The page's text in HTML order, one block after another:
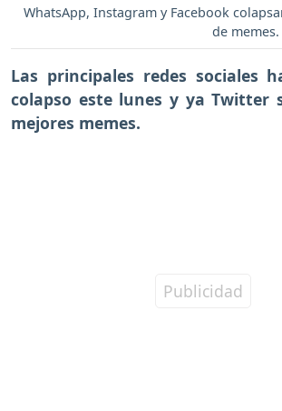
WhatsApp, Instagram y Facebook
de
Las principales redes sociales
colapso este lunes y ya Twitter
mejores memes.